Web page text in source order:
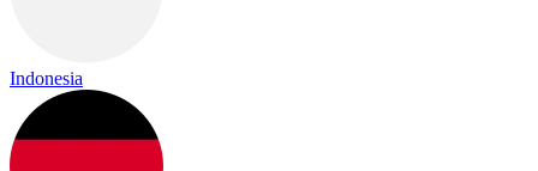
Indonesia